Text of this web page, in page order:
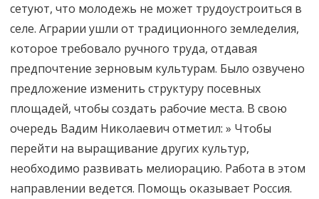
сетуют, что молодежь не может трудоустроиться в
селе. Аграрии ушли от традиционного земледелия,
которое требовало ручного труда, отдавая
предпочтение зерновым культурам. Было озвучено
предложение изменить структуру посевных
площадей, чтобы создать рабочие места. В свою
очередь Вадим Николаевич отметил: » Чтобы
перейти на выращивание других культур,
необходимо развивать мелиорацию. Работа в этом
направлении ведется. Помощь оказывает Россия.